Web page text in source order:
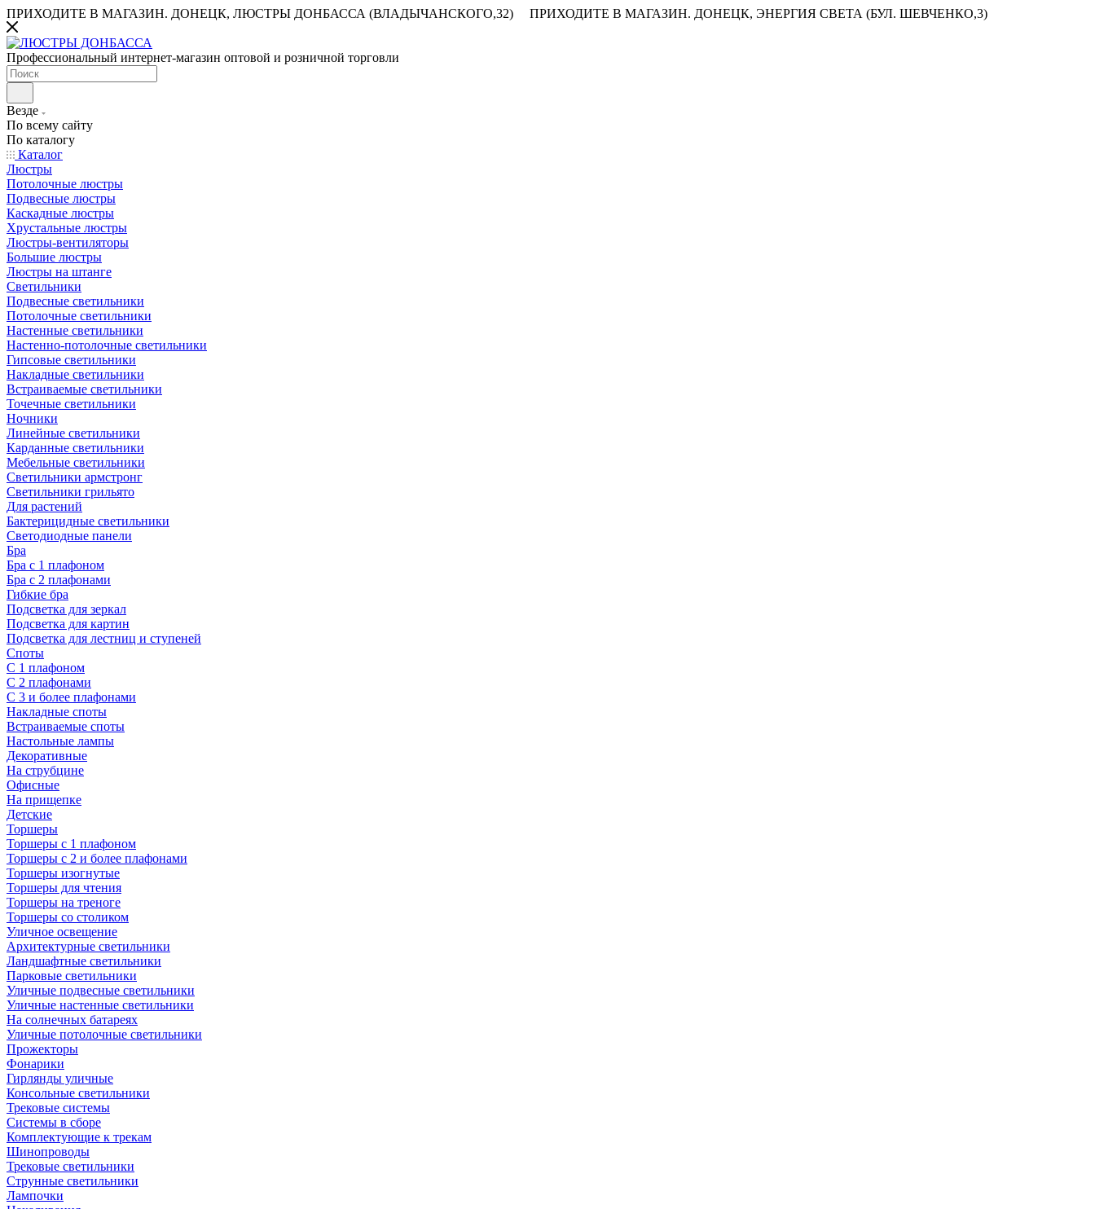
ПРИХОДИТЕ В МАГАЗИН. ДОНЕЦК, ЛЮСТРЫ ДОНБАССА (ВЛАДЫЧАНСКОГО,32) ПРИХОДИТЕ В МАГАЗИН. ДОНЕЦК, ЭНЕРГИЯ СВЕТА (БУЛ. ШЕВЧЕНКО,3)
Профессиональный интернет-магазин оптовой и розничной торговли
Везде
По всему сайту
По каталогу
Каталог
Люстры
Потолочные люстры
Подвесные люстры
Каскадные люстры
Хрустальные люстры
Люстры-вентиляторы
Большие люстры
Люстры на штанге
Светильники
Подвесные светильники
Потолочные светильники
Настенные светильники
Настенно-потолочные светильники
Гипсовые светильники
Накладные светильники
Встраиваемые светильники
Точечные светильники
Ночники
Линейные светильники
Карданные светильники
Мебельные светильники
Светильники армстронг
Светильники грильято
Для растений
Бактерицидные светильники
Светодиодные панели
Бра
Бра с 1 плафоном
Бра с 2 плафонами
Гибкие бра
Подсветка для зеркал
Подсветка для картин
Подсветка для лестниц и ступеней
Споты
С 1 плафоном
С 2 плафонами
С 3 и более плафонами
Накладные споты
Встраиваемые споты
Настольные лампы
Декоративные
На струбцине
Офисные
На прищепке
Детские
Торшеры
Торшеры с 1 плафоном
Торшеры с 2 и более плафонами
Торшеры изогнутые
Торшеры для чтения
Торшеры на треноге
Торшеры со столиком
Уличное освещение
Архитектурные светильники
Ландшафтные светильники
Парковые светильники
Уличные подвесные светильники
Уличные настенные светильники
На солнечных батареях
Уличные потолочные светильники
Прожекторы
Фонарики
Гирлянды уличные
Консольные светильники
Трековые системы
Системы в сборе
Комплектующие к трекам
Шинопроводы
Трековые светильники
Струнные светильники
Лампочки